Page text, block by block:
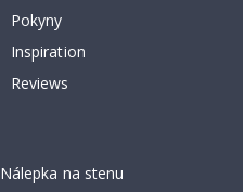
Pokyny
Inspiration
Reviews
Nálepka na stenu